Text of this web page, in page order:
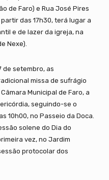
de Faro) e Rua José Pires
das 17h30, terá lugar a
e de lazer da igreja, na
Nexe).
de setembro, as
missa de sufrágio
Municipal de Faro, a
seguindo-se o
10h00, no Passeio da Doca.
solene do Dia do
vez, no Jardim
protocolar dos